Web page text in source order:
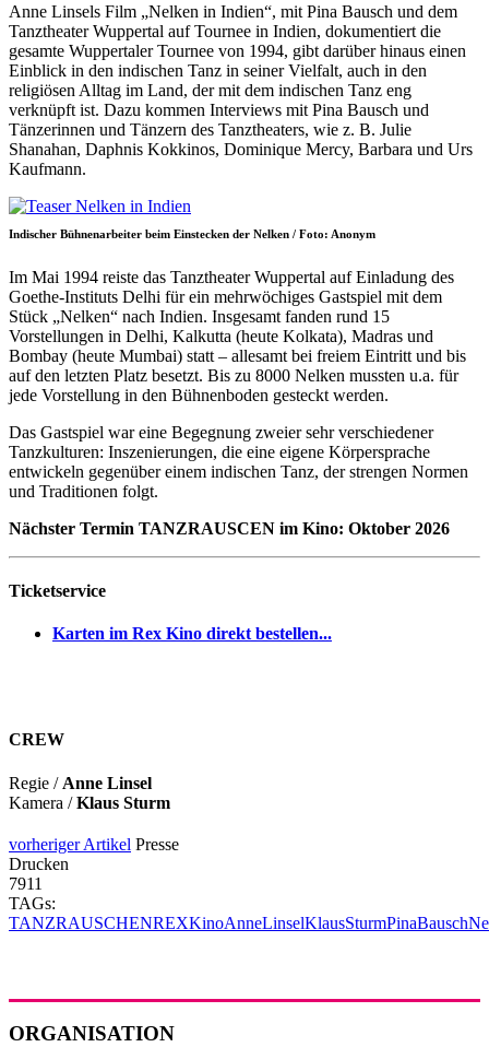
Anne Linsels Film „Nelken in Indien“, mit Pina Bausch und dem
Tanztheater Wuppertal auf Tournee in Indien, dokumentiert die
gesamte Wuppertaler Tournee von 1994, gibt darüber hinaus einen
Einblick in den indischen Tanz in seiner Vielfalt, auch in den
religiösen Alltag im Land, der mit dem indischen Tanz eng
verknüpft ist. Dazu kommen Interviews mit Pina Bausch und
Tänzerinnen und Tänzern des Tanztheaters, wie z. B. Julie
Shanahan, Daphnis Kokkinos, Dominique Mercy, Barbara und Urs
Kaufmann.
Indischer Bühnenarbeiter beim Einstecken der Nelken / Foto: Anonym
Im Mai 1994 reiste das Tanztheater Wuppertal auf Einladung des
Goethe-Instituts Delhi für ein mehrwöchiges Gastspiel mit dem
Stück „Nelken“ nach Indien. Insgesamt fanden rund 15
Vorstellungen in Delhi, Kalkutta (heute Kolkata), Madras und
Bombay (heute Mumbai) statt – allesamt bei freiem Eintritt und bis
auf den letzten Platz besetzt. Bis zu 8000 Nelken mussten u.a. für
jede Vorstellung in den Bühnenboden gesteckt werden.
Das Gastspiel war eine Begegnung zweier sehr verschiedener
Tanzkulturen: Inszenierungen, die eine eigene Körpersprache
entwickeln gegenüber einem indischen Tanz, der strengen Normen
und Traditionen folgt.
Nächster Termin TANZRAUSCEN im Kino: Oktober 2026
Ticketservice
Karten im Rex Kino direkt bestellen...
CREW
Regie / Anne Linsel
Kamera /Klaus Sturm
vorheriger Artikel Presse
Drucken
7911
TAGs:
TANZRAUSCHENREXKinoAnneLinselKlausSturmPinaBausch
ORGANISATION